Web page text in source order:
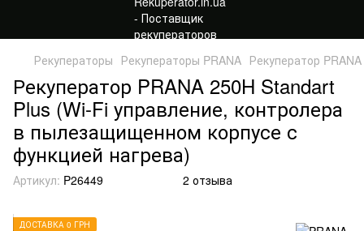
Рекуператоры Рекуператоры PRANA Рекуператор
Рекуператор PRANA 250H Standart
Plus (Wi-Fi управление, контролера
в пылезащищенном корпусе с
функцией нагрева)
Артикул: P26449 2 отзыва
ДОСТАВКА 0 ГРН